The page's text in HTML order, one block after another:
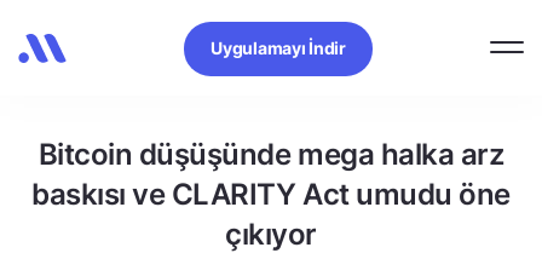
Uygulamayı İndir
Bitcoin düşüşünde mega halka arz
baskısı ve CLARITY Act umudu öne
çıkıyor